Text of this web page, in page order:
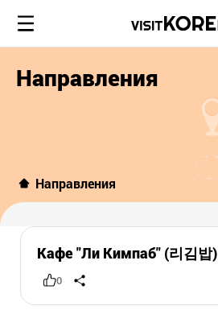
Направления
Направления
Кафе "Ли Кимпаб" (리김밥)
0